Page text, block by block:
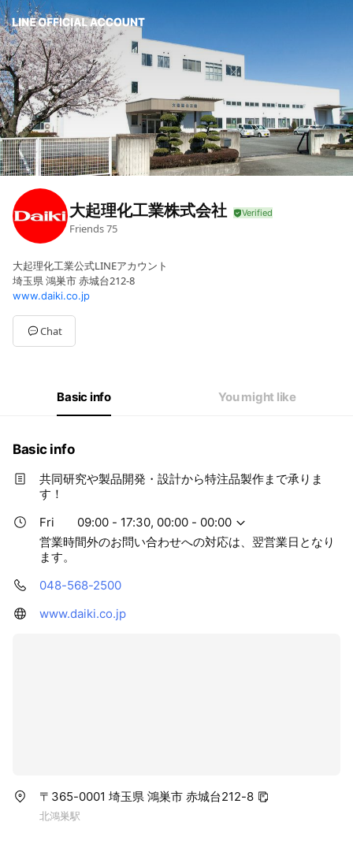
大起理化工業株式会社
Friends75
大起理化工業公式LINEアカウント
埼玉県 鴻巣市 赤城台212-8
www.daiki.co.jp
Chat
Basic info You might like
Basic info
共同研究や製品開発・設計から特注品製作まで承りま
す！
Fri
09:00 - 17:30, 00:00 - 00:00
営業時間外のお問い合わせへの対応は、翌営業日となり
ます。
048-568-2500
www.daiki.co.jp
〒365-0001 埼玉県 鴻巣市 赤城台212-8
北鴻巣駅